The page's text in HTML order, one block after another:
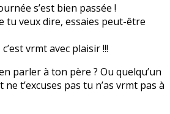
s’est bien passée !
tu veux dire, essaies peut-être
vrmt avec plaisir !!!
parler à ton père ? Ou quelqu’un
ne t’excuses pas tu n’as vrmt pas à